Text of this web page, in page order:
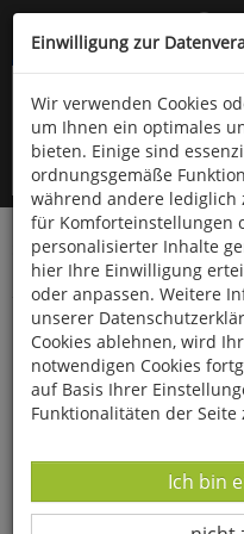
Kompletten Head der
oder
Startseite Bücher
SportPraxis
Einwilligung zur
Wir verwenden Cookies
um Ihnen ein optimales
bieten. Einige sind
ordnungsgemäße
während andere lediglich
für Komforteinstellungen
personalisierter Inhalte
hier Ihre Einwilligung
oder anpassen. Weitere
unserer
Cookies ablehnen, wird
notwendigen Cookies
auf Basis Ihrer
Funktionalitäten der
Ich bin